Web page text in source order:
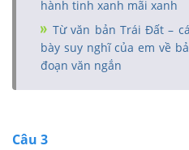
hành tinh xanh mãi xanh
Từ văn bản Trái Đất –
bày suy nghĩ của em về
đoạn văn ngắn
Câu 3